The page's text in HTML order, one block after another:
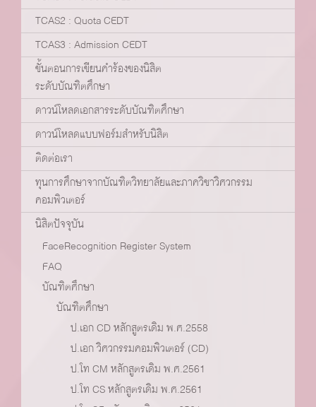
TCAS2 : Quota CEDT
TCAS3 : Admission CEDT
ขั้นตอนการเขียนคำร้องของนิสิต
ระดับบัณฑิตศึกษา
ดาวน์โหลดเอกสารระดับบัณฑิตศึกษา
ดาวน์โหลดแบบฟอร์มสำหรับนิสิต
ติดต่อเรา
ทุนการศึกษาจากบัณฑิตวิทยาลัยและภาควิชาวิศวกรรม
คอมพิวเตอร์
นิสิตปัจจุบัน
FaceRecognition Register System
FAQ
บัณฑิตศึกษา
บัณฑิตศึกษา
ป.เอก CD หลักสูตรเดิม พ.ศ.2558
ป.เอก วิศวกรรมคอมพิวเตอร์ (CD)
ป.โท CM หลักสูตรเดิม พ.ศ.2561
ป.โท CS หลักสูตรเดิม พ.ศ.2561